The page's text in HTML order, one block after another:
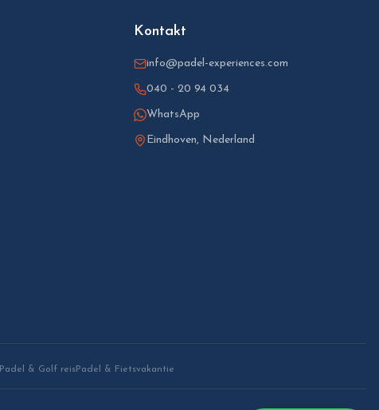
Kontakt
info@padel-experiences.com
040 - 20 94 034
WhatsApp
Eindhoven, Nederland
Padel & Golf reisPadel & Fietsvakantie